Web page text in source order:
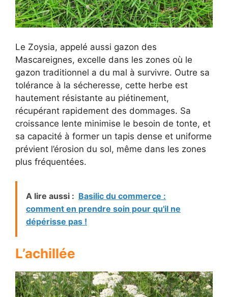
Le Zoysia, appelé aussi gazon des
Mascareignes, excelle dans les zones où le
gazon traditionnel a du mal à survivre. Outre sa
tolérance à la sécheresse, cette herbe est
hautement résistante au piétinement,
récupérant rapidement des dommages. Sa
croissance lente minimise le besoin de tonte, et
sa capacité à former un tapis dense et uniforme
prévient l’érosion du sol, même dans les zones
plus fréquentées.
A lire aussi : Basilic du commerce :
comment en prendre soin pour qu'il ne
dépérisse pas !
L’achillée